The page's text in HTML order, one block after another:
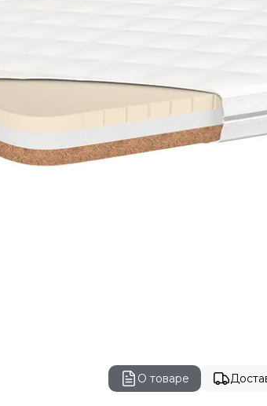
О товаре